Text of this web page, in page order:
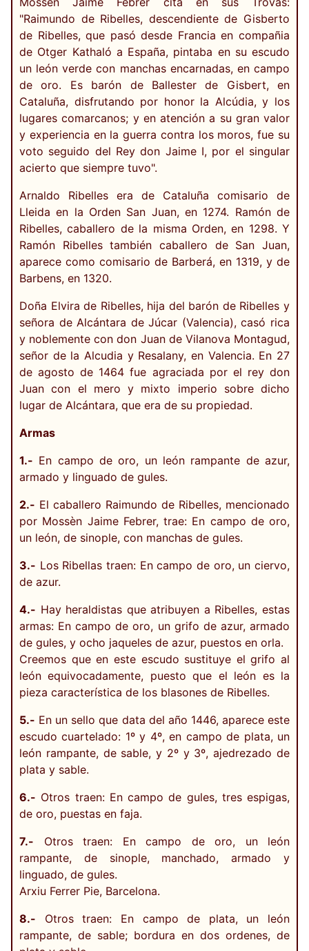
"Raimundo de Ribelles, descendiente de Gisberto
de Ribelles, que pasó desde Francia en compañia
de Otger Kathaló a España, pintaba en su escudo
un león verde con manchas encarnadas, en campo
de oro. Es barón de Ballester de Gisbert, en
Cataluña, disfrutando por honor la Alcúdia, y los
lugares comarcanos; y en atención a su gran valor
y experiencia en la guerra contra los moros, fue su
voto seguido del Rey don Jaime I, por el singular
acierto que siempre tuvo".
Arnaldo Ribelles era de Cataluña comisario de
Lleida en la Orden San Juan, en 1274. Ramón de
Ribelles, caballero de la misma Orden, en 1298. Y
Ramón Ribelles también caballero de San Juan,
aparece como comisario de Barberá, en 1319, y de
Barbens, en 1320.
Doña Elvira de Ribelles, hija del barón de Ribelles y
señora de Alcántara de Júcar (Valencia), casó rica
y noblemente con don Juan de Vilanova Montagud,
señor de la Alcudia y Resalany, en Valencia. En 27
de agosto de 1464 fue agraciada por el rey don
Juan con el mero y mixto imperio sobre dicho
lugar de Alcántara, que era de su propiedad.
Armas
1.- En campo de oro, un león rampante de azur,
armado y linguado de gules.
2.- El caballero Raimundo de Ribelles, mencionado
por Mossèn Jaime Febrer, trae: En campo de oro,
un león, de sinople, con manchas de gules.
3.- Los Ribellas traen: En campo de oro, un ciervo,
de azur.
4.- Hay heraldistas que atribuyen a Ribelles, estas
armas: En campo de oro, un grifo de azur, armado
de gules, y ocho jaqueles de azur, puestos en orla.
Creemos que en este escudo sustituye el grifo al
león equivocadamente, puesto que el león es la
pieza característica de los blasones de Ribelles.
5.- En un sello que data del año 1446, aparece este
escudo cuartelado: 1º y 4º, en campo de plata, un
león rampante, de sable, y 2º y 3º, ajedrezado de
plata y sable.
6.- Otros traen: En campo de gules, tres espigas,
de oro, puestas en faja.
7.- Otros traen: En campo de oro, un león
rampante, de sinople, manchado, armado y
linguado, de gules.
Arxiu Ferrer Pie, Barcelona.
8.- Otros traen: En campo de plata, un león
rampante, de sable; bordura en dos ordenes, de